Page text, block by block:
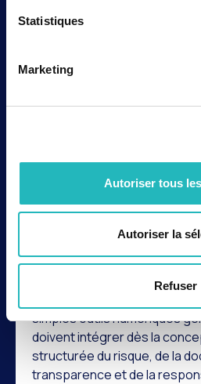
Statistiques
Marketing
Autoriser tous
Autoriser la
Refuser
rappellent les exigences
projet d’IA, ces principes
donnée incomplète, mal
pertinence d’un résultat, la
recommandation ou
Le deuxième prérequis
cadre européen se renforce
européen sur l’intelligence
règles relatives à la
produits défectueux. Ces
que les solutions d’IA
simples outils numériques
doivent intégrer dès la
structurée du risque, de la
transparence et de la